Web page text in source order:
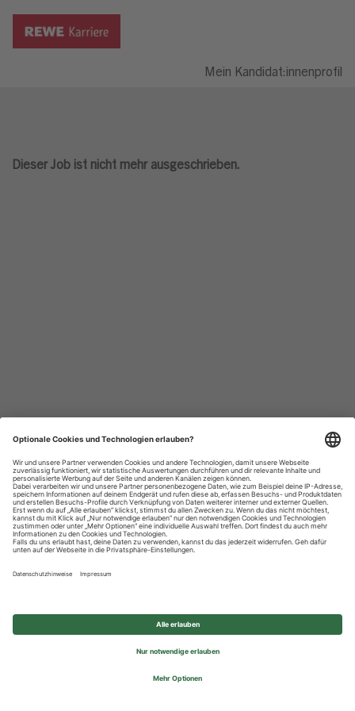
Mein Kandidat:innenprofil
Dieser Job ist nicht mehr ausgeschrieben.
Datenschutzhinweise
Impressum
Privatsphäre-Einstellungen
© 2026 REWE Group - All rights reserved